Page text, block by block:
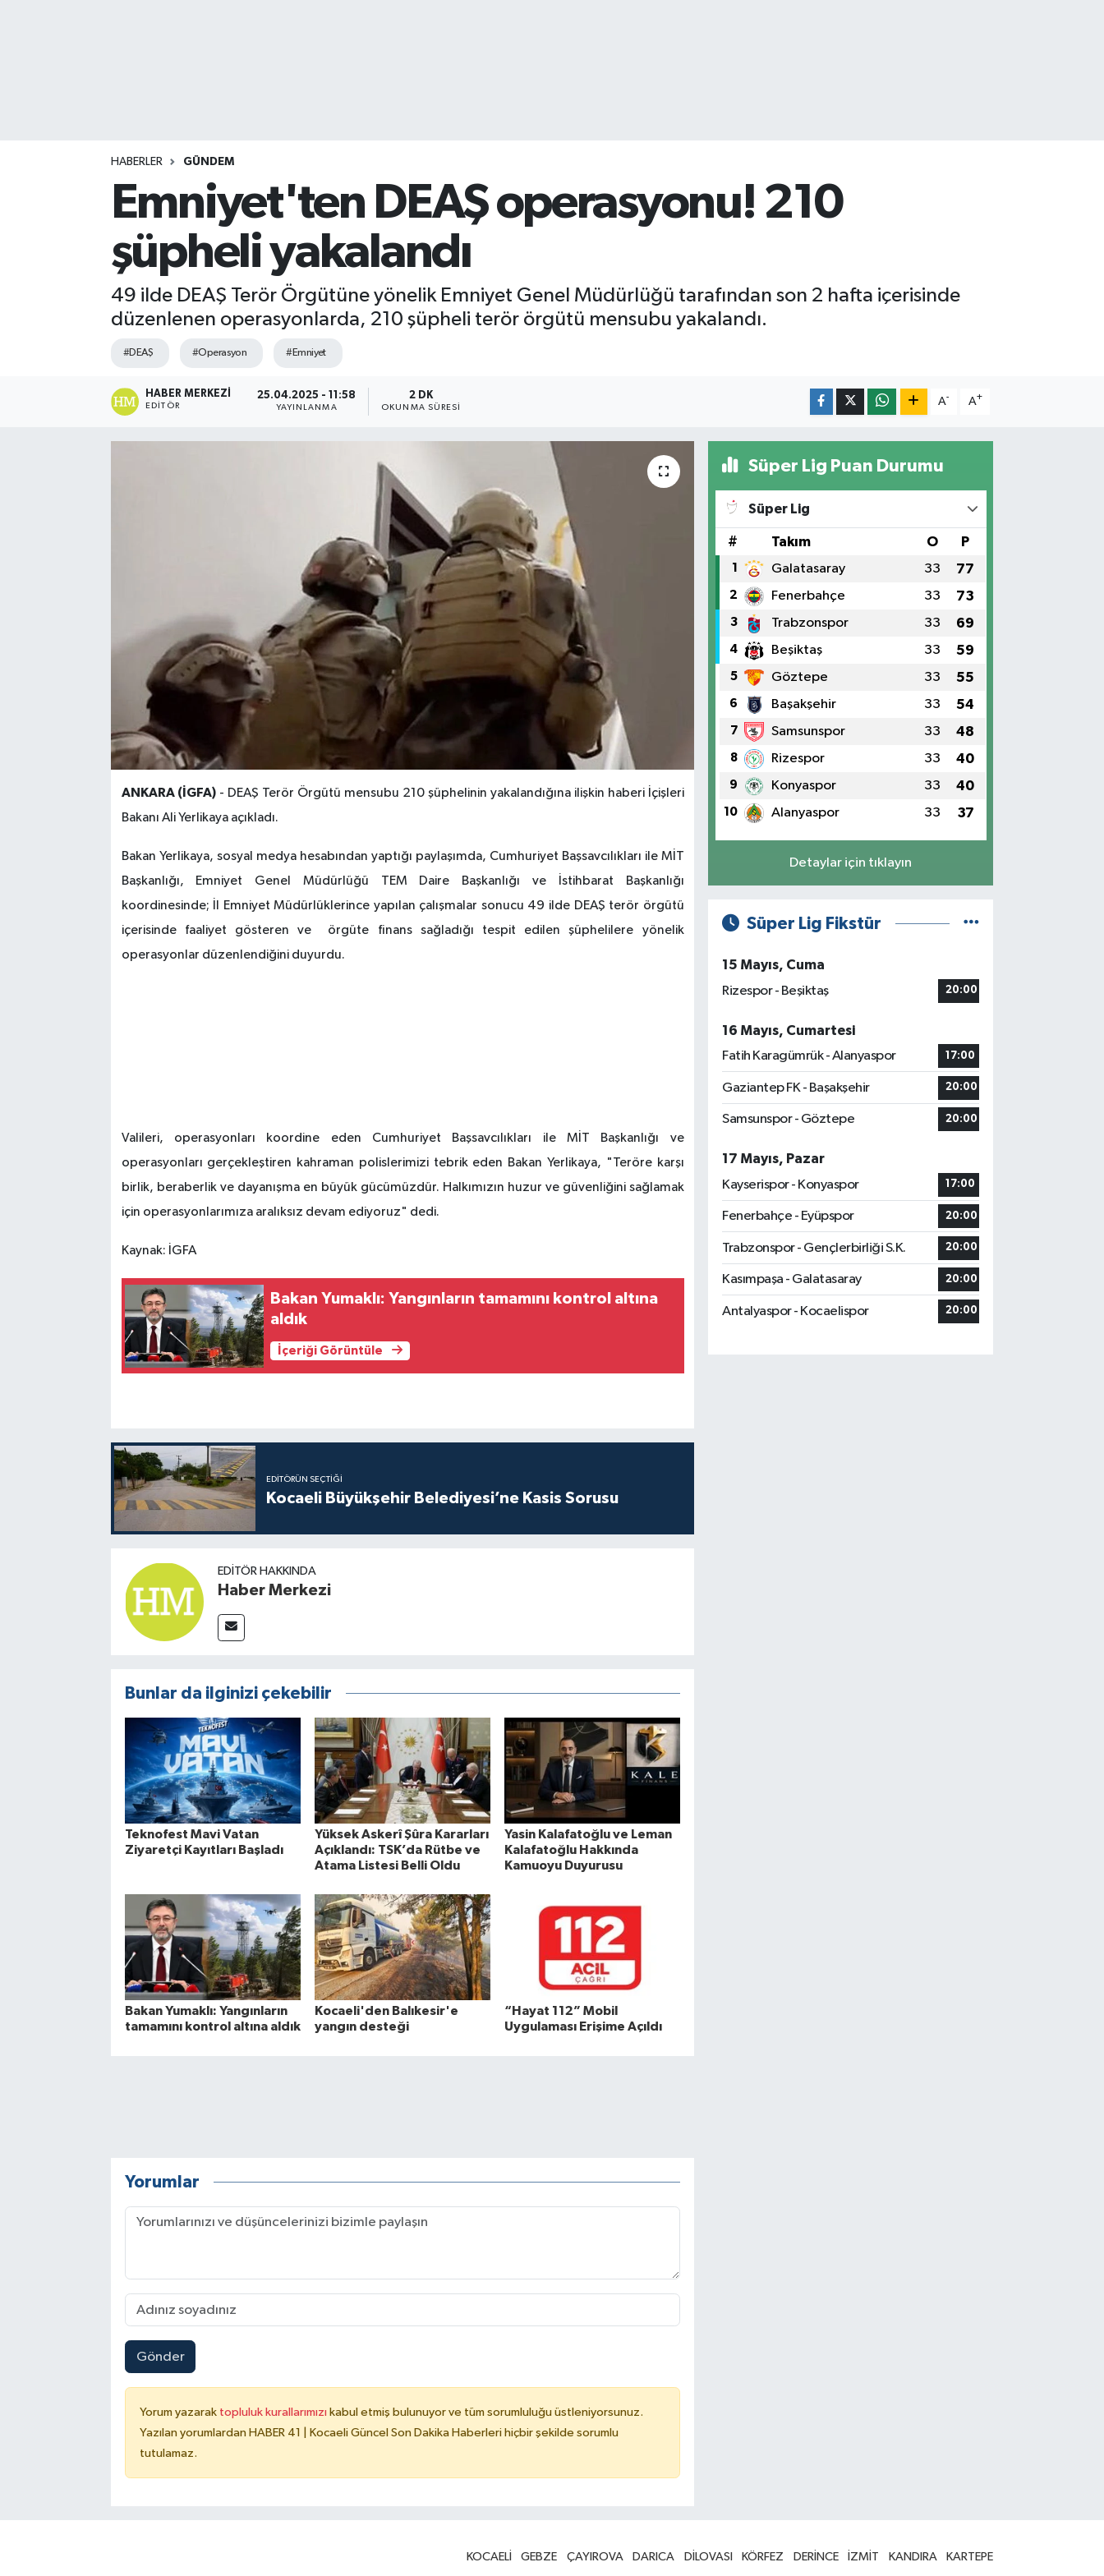
HABERLER GÜNDEM
Emniyet'ten DEAŞ operasyonu! 210
şüpheli yakalandı
49 ilde DEAŞ Terör Örgütüne yönelik Emniyet Genel Müdürlüğü tarafından son 2 hafta içerisinde
düzenlenen operasyonlarda, 210 şüpheli terör örgütü mensubu yakalandı.
#DEAŞ #Operasyon #Emniyet
HABER MERKEZI
EDITÖR
25.04.2025 - 11:58
YAYINLANMA
2 DK
OKUNMA SÜRESI
A- A+
ANKARA (İGFA) - DEAŞ Terör Örgütü mensubu 210 şüphelinin yakalandığına ilişkin haberi İçişleri
Bakanı Ali Yerlikaya açıkladı.
Bakan Yerlikaya, sosyal medya hesabından yaptığı paylaşımda, Cumhuriyet Başsavcılıkları ile MİT
Başkanlığı, Emniyet Genel Müdürlüğü TEM Daire Başkanlığı ve İstihbarat Başkanlığı
koordinesinde; İl Emniyet Müdürlüklerince yapılan çalışmalar sonucu 49 ilde DEAŞ terör örgütü
içerisinde faaliyet gösteren ve örgüte finans sağladığı tespit edilen şüphelilere yönelik
operasyonlar düzenlendiğini duyurdu.
Valileri, operasyonları koordine eden Cumhuriyet Başsavcılıkları ile MİT Başkanlığı ve
operasyonları gerçekleştiren kahraman polislerimizi tebrik eden Bakan Yerlikaya, "Teröre karşı
birlik, beraberlik ve dayanışma en büyük gücümüzdür. Halkımızın huzur ve güvenliğini sağlamak
için operasyonlarımıza aralıksız devam ediyoruz" dedi.
Kaynak: İGFA
Bakan Yumaklı: Yangınların tamamını kontrol altına
aldık
İçeriği Görüntüle
EDITÖRÜN SEÇTIĞI
Kocaeli Büyükşehir Belediyesi’ne Kasis Sorusu
EDITÖR HAKKINDA
Haber Merkezi
Bunlar da ilginizi çekebilir
Teknofest Mavi Vatan
Ziyaretçi Kayıtları Başladı
Yüksek Askerî Şûra Kararları
Açıklandı: TSK’da Rütbe ve
Atama Listesi Belli Oldu
Yasin Kalafatoğlu ve Leman
Kalafatoğlu Hakkında
Kamuoyu Duyurusu
Bakan Yumaklı: Yangınların
tamamını kontrol altına aldık
Kocaeli'den Balıkesir'e
yangın desteği
“Hayat 112” Mobil
Uygulaması Erişime Açıldı
Yorumlar
Gönder
Yorum yazarak topluluk kurallarımızı kabul etmiş bulunuyor ve tüm sorumluluğu üstleniyorsunuz.
Yazılan yorumlardan HABER 41 | Kocaeli Güncel Son Dakika Haberleri hiçbir şekilde sorumlu
tutulamaz.
Süper Lig Puan Durumu
Süper Lig
# Takım O P
1 Galatasaray 33 77
2 Fenerbahçe 33 73
3 Trabzonspor 33 69
4 Beşiktaş 33 59
5 Göztepe 33 55
6 Başakşehir 33 54
7 Samsunspor 33 48
8 Rizespor 33 40
9 Konyaspor 33 40
10 Alanyaspor 33 37
Detaylar için tıklayın
Süper Lig Fikstür
15 Mayıs, Cuma
Rizespor - Beşiktaş
20:00
16 Mayıs, Cumartesi
Fatih Karagümrük - Alanyaspor
17:00
Gaziantep FK - Başakşehir 20:00
Samsunspor - Göztepe 20:00
17 Mayıs, Pazar
Kayserispor - Konyaspor
17:00
Fenerbahçe - Eyüpspor 20:00
Trabzonspor - Gençlerbirliği S.K. 20:00
Kasımpaşa - Galatasaray 20:00
Antalyaspor - Kocaelispor 20:00
KOCAELİ GEBZE ÇAYIROVA DARICA DİLOVASI KÖRFEZ DERİNCE İZMİT KANDIRA KARTEPE